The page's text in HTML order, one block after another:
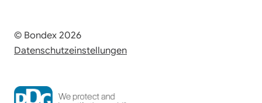
© Bondex 2026
Datenschutzeinstellungen